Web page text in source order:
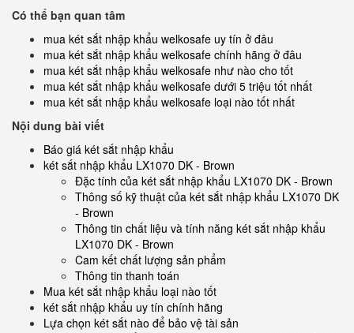
Có thể bạn quan tâm
mua két sắt nhập khẩu welkosafe uy tín ở đâu
mua két sắt nhập khẩu welkosafe chính hãng ở đâu
mua két sắt nhập khẩu welkosafe như nào cho tốt
mua két sắt nhập khẩu welkosafe dưới 5 triệu tốt nhất
mua két sắt nhập khẩu welkosafe loại nào tốt nhất
Nội dung bài viết
Báo giá két sắt nhập khẩu
két sắt nhập khẩu LX1070 DK - Brown
Đặc tính của két sắt nhập khẩu LX1070 DK - Brown
Thông số kỹ thuật của két sắt nhập khẩu LX1070 DK
- Brown
Thông tin chất liệu và tính năng két sắt nhập khẩu
LX1070 DK - Brown
Cam kết chất lượng sản phẩm
Thông tin thanh toán
Mua két sắt nhập khẩu loại nào tốt
két sắt nhập khẩu uy tín chính hãng
Lựa chọn két sắt nào để bảo vệ tài sản